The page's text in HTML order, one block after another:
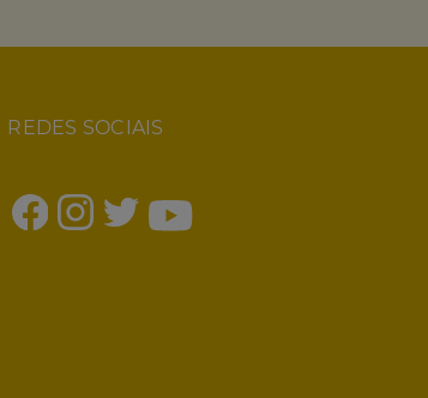
REDES SOCIAIS